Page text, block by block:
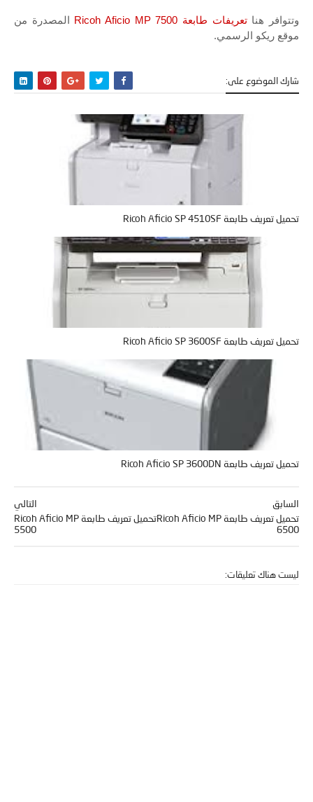
وتتوافر هناتعريفات طابعة Ricoh Aficio MP 7500
المصدرة من
موقع ريكو الرسمي.
شارك الموضوع على:
تحميل تعريف طابعة Ricoh Aficio SP 4510SF
تحميل تعريف طابعة Ricoh Aficio SP 3600SF
تحميل تعريف طابعة Ricoh Aficio SP 3600DN
التالي
تحميل تعريف طابعة Ricoh Aficio MP
5500
السابق
تحميل تعريف طابعة Ricoh Aficio MP
6500
ليست هناك تعليقات: